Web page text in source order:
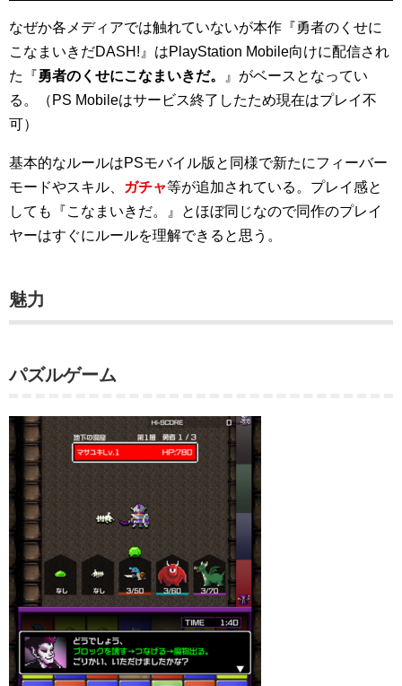
なぜか各メディアでは触れていないが本作『勇者のくせに
こなまいきだDASH!』はPlayStation Mobile向けに配信され
た『勇者のくせにこなまいきだ。
』がベースとなってい
る。（PS Mobileはサービス終了したため現在はプレイ不
可）
基本的なルールはPSモバイル版と同様で新たにフィーバー
モードやスキル、
ガチャ等が追加されている。プレイ感と
しても『こなまいきだ。』とほぼ同じなので同作のプレイ
ヤーはすぐにルールを理解できると思う。
魅力
パズルゲーム